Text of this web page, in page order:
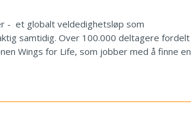
- et globalt veldedighetsløp som
samtidig. Over 100.000 deltagere fordelt
Wings for Life, som jobber med å finne en